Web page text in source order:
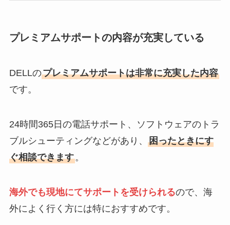
プレミアムサポートの内容が充実している
DELLのプレミアムサポートは非常に充実した内容
です。
24時間365日の電話サポート、ソフトウェアのトラ
ブルシューティングなどがあり、 困ったときにす
ぐ相談できます。
海外でも現地にてサポートを受けられるので、海
外によく行く方には特におすすめです。